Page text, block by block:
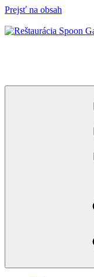
Prejsť na obsah